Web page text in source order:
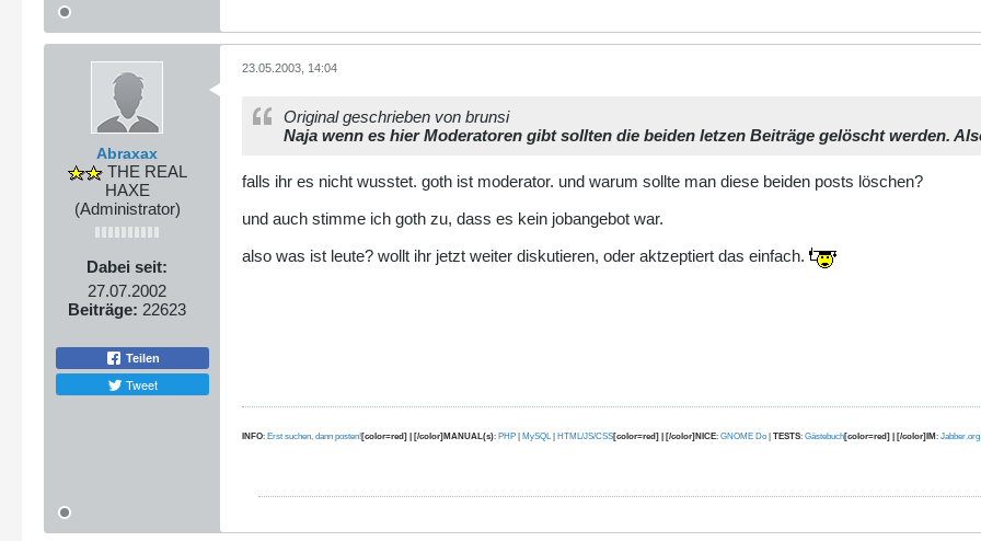
Abraxax
THE REAL
HAXE
(Administrator)
Dabei seit:
27.07.2002
Beiträge: 22623
Teilen
Tweet
23.05.2003, 14:04
Original geschrieben von brunsi
Naja wenn es hier Moderatoren gibt sollten die beiden letzen Beiträge gelöscht werden.
falls ihr es nicht wusstet. goth ist moderator. und warum sollte man diese beiden posts löschen?
und auch stimme ich goth zu, dass es kein jobangebot war.
also was ist leute? wollt ihr jetzt weiter diskutieren, oder aktzeptiert das einfach.
INFO: Erst suchen, dann posten![color=red] | [/color]MANUAL(s): PHP MySQL| HTML/JS/CSS[color=red] | [/color]NICE: GNOME Do TESTS: Gästebuch[color=red] | [/color]IM : Jabber.org